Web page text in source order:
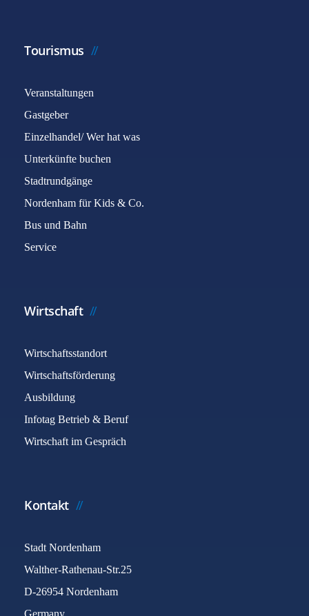
Tourismus
Veranstaltungen
Gastgeber
Einzelhandel/ Wer hat was
Unterkünfte buchen
Stadtrundgänge
Nordenham für Kids & Co.
Bus und Bahn
Service
Wirtschaft
Wirtschaftsstandort
Wirtschaftsförderung
Ausbildung
Infotag Betrieb & Beruf
Wirtschaft im Gespräch
Kontakt
Stadt Nordenham
Walther-Rathenau-Str.25
D-26954 Nordenham
Germany